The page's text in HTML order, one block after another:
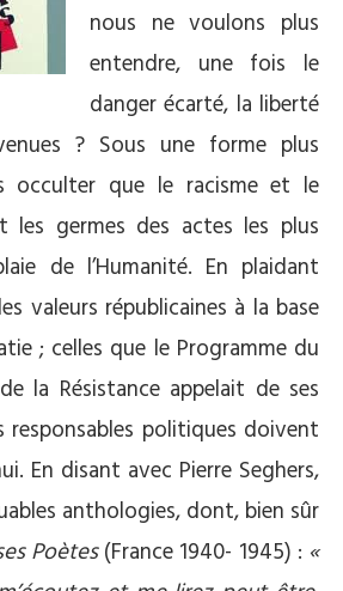
nous ne voulons plus
entendre, une fois le
danger écarté, la liberté
? Sous une forme plus
occulter que le racisme et le
les germes des actes les plus
de l’Humanité. En plaidant
valeurs républicaines à la base
; celles que le Programme du
la Résistance appelait de ses
politiques doivent
En disant avec Pierre Seghers,
anthologies, dont, bien sûr
Poètes(France 1940- 1945) : «